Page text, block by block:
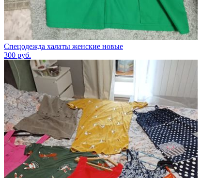
Спецодежда халаты женские новые
300 руб.